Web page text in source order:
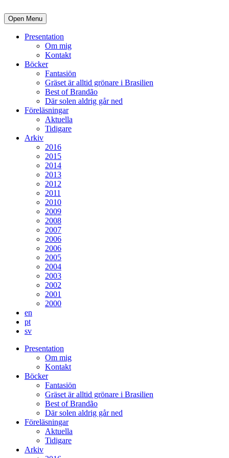
Open Menu
Presentation
Om mig
Kontakt
Böcker
Fantasiön
Gräset är alltid grönare i Brasilien
Best of Brandão
Där solen aldrig går ned
Föreläsningar
Aktuella
Tidigare
Arkiv
2016
2015
2014
2013
2012
2011
2010
2009
2008
2007
2006
2006
2005
2004
2003
2002
2001
2000
en
pt
sv
Presentation
Om mig
Kontakt
Böcker
Fantasiön
Gräset är alltid grönare i Brasilien
Best of Brandão
Där solen aldrig går ned
Föreläsningar
Aktuella
Tidigare
Arkiv